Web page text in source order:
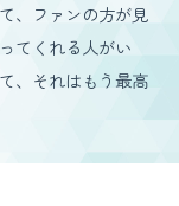
、ファンの方が見
てくれる人がい
、それはもう最高